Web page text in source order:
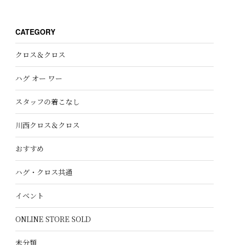
CATEGORY
クロス＆クロス
ハグ オー ワー
スタッフの着こなし
川西クロス＆クロス
おすすめ
ハグ・クロス共通
イベント
ONLINE STORE SOLD
未分類